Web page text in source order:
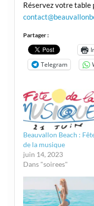
Réservez votre
Partager :
Telegram
Beauvallon Beach :
de la musique
juin 14, 2023
Dans "soirees"